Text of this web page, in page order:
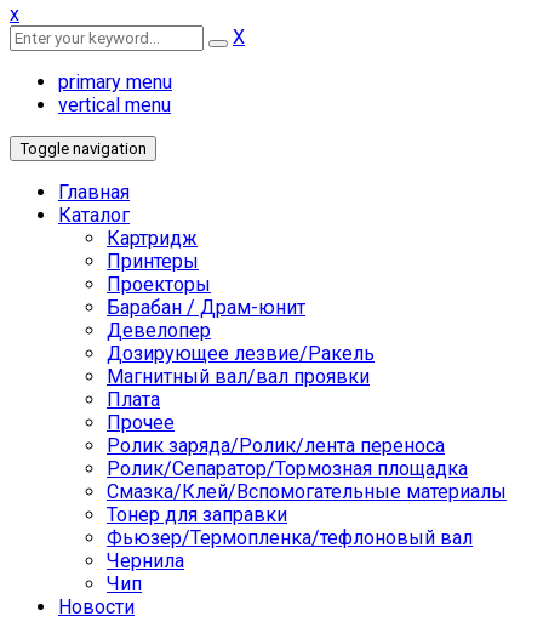
x
X
primary menu
vertical menu
Toggle navigation
Главная
Каталог
Картридж
Принтеры
Проекторы
Барабан / Драм-юнит
Девелопер
Дозирующее лезвие/Ракель
Магнитный вал/вал проявки
Плата
Прочее
Ролик заряда/Ролик/лента переноса
Ролик/Сепаратор/Тормозная площадка
Смазка/Клей/Вспомогательные материалы
Тонер для заправки
Фьюзер/Термопленка/тефлоновый вал
Чернила
Чип
Новости